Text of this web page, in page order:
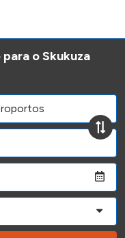
o Skukuza